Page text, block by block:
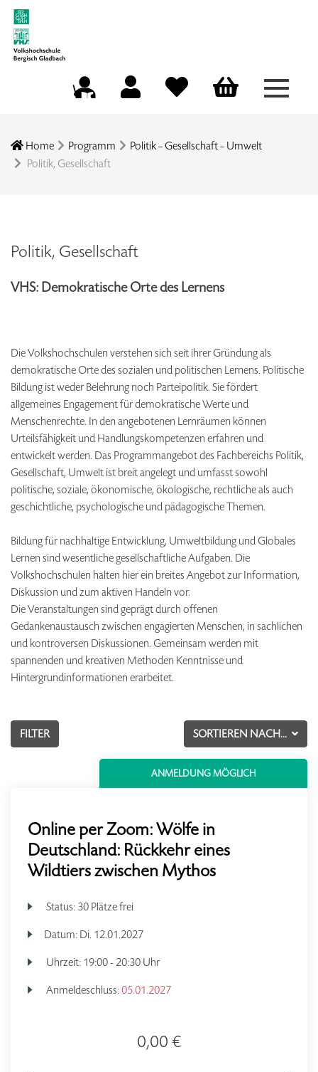
Menü
Home Programm
Politik – Gesellschaft – Umwelt
Politik, Gesellschaft
Politik, Gesellschaft
VHS: Demokratische Orte des Lernens
Die Volkshochschulen verstehen sich seit ihrer Gründung als
demokratische Orte des sozialen und politischen Lernens. Politische
Bildung ist weder Belehrung noch Parteipolitik. Sie fördert
allgemeines Engagement für demokratische Werte und
Menschenrechte. In den angebotenen Lernräumen können
Urteilsfähigkeit und Handlungskompetenzen erfahren und
entwickelt werden. Das Programmangebot des Fachbereichs Politik,
Gesellschaft, Umwelt ist breit angelegt und umfasst sowohl
politische, soziale, ökonomische, ökologische, rechtliche als auch
geschichtliche, psychologische und pädagogische Themen.
Bildung für nachhaltige Entwicklung, Umweltbildung und Globales
Lernen sind wesentliche gesellschaftliche Aufgaben. Die
Volkshochschulen halten hier ein breites Angebot zur Information,
Diskussion und zum aktiven Handeln vor.
Die Veranstaltungen sind geprägt durch offenen
Gedankenaustausch zwischen engagierten Menschen, in sachlichen
und kontroversen Diskussionen. Gemeinsam werden mit
spannenden und kreativen Methoden Kenntnisse und
Hintergrundinformationen erarbeitet.
SORTIEREN NACH...
FILTER
ANMELDUNG MÖGLICH
Online per Zoom: Wölfe in
Deutschland: Rückkehr eines
Wildtiers zwischen Mythos
Status: 30 Plätze frei
Datum: Di. 12.01.2027
Uhrzeit: 19:00 - 20:30 Uhr
Anmeldeschluss:05.01.2027
0,00 €